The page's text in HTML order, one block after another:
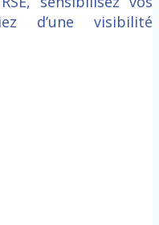
d’une visibilité